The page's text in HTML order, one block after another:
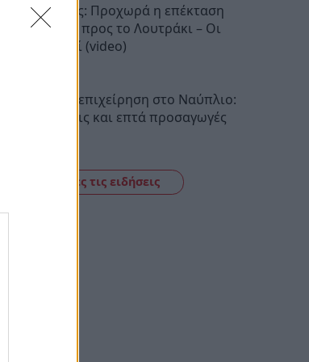
Προαστιακός: Προχωρά η επέκταση
της γραμμής προς το Λουτράκι – Οι
νέοι σταθμοί (video)
Αστυνομική επιχείρηση στο Ναύπλιο:
Έξι συλλήψεις και επτά προσαγωγές
Δείτε όλες τις ειδήσεις